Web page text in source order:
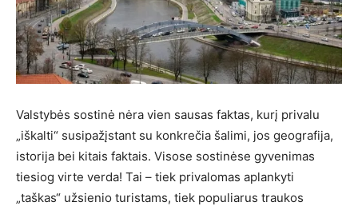
Valstybės sostinė nėra vien sausas faktas, kurį privalu
„iškalti“ susipažįstant su konkrečia šalimi, jos geografija,
istorija bei kitais faktais. Visose sostinėse gyvenimas
tiesiog virte verda! Tai – tiek privalomas aplankyti
„taškas“ užsienio turistams, tiek populiarus traukos